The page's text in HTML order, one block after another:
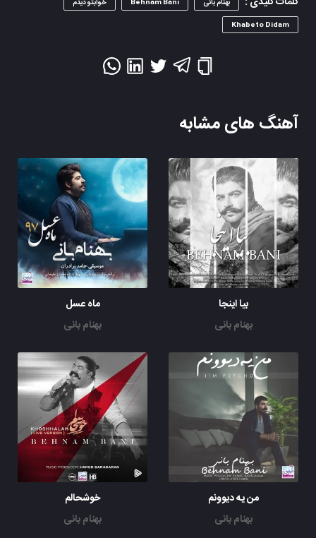
دل دیوونه بی‌ تو نمیتونه، وای دلِ تنگم
رفت که برگرده اینا همش درده، وای دلِ تنگم
هرجا وایسادم یاد تو افتادم اما تو نیستی‌
بهنام بانی Behnam Bani
خوابتو دیدم
Khabeto Didam
آهنگ های مشابه
بیا اینجا
بهنام بانی
ماه عسل
بهنام بانی
من یه دیوونم
بهنام بانی
خوشحالم
بهنام بانی